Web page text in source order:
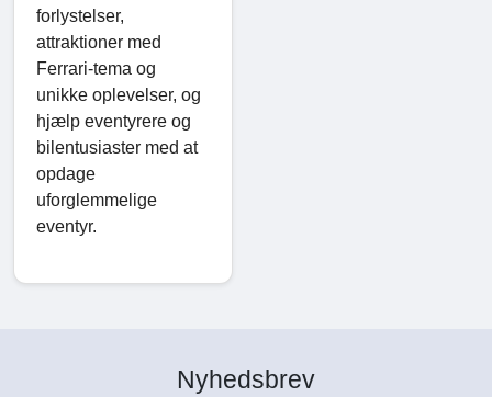
forlystelser,
attraktioner med
Ferrari-tema og
unikke oplevelser, og
hjælp eventyrere og
bilentusiaster med at
opdage
uforglemmelige
eventyr.
Nyhedsbrev